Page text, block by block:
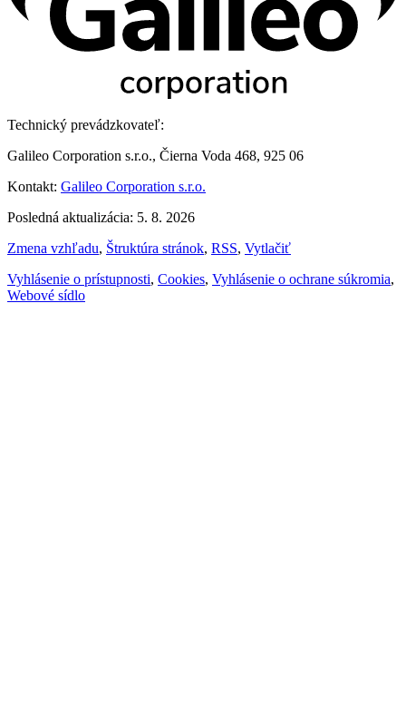
Technický prevádzkovateľ:
Galileo Corporation s.r.o., Čierna Voda 468, 925 06
Kontakt: Galileo Corporation s.r.o.
Posledná aktualizácia: 5. 8. 2026
Zmena vzhľadu, Štruktúra stránok, RSS, Vytlačiť
Vyhlásenie o prístupnosti, Cookies, Vyhlásenie o ochrane súkromia,
Webové sídlo